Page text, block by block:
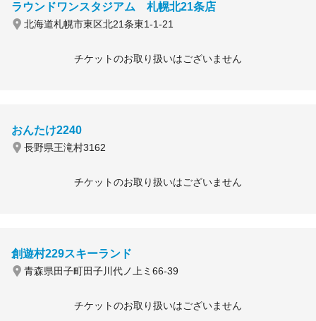
ラウンドワンスタジアム 札幌北21条店
北海道札幌市東区北21条東1-1-21
チケットのお取り扱いはございません
おんたけ2240
長野県王滝村3162
チケットのお取り扱いはございません
創遊村229スキーランド
青森県田子町田子川代ノ上ミ66-39
チケットのお取り扱いはございません